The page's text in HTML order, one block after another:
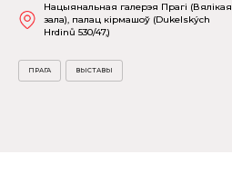
Нацыянальная галерэя Прагі (Вялікая
зала), палац кірмашоў (Dukelských
Hrdinů 530/47,)
ПРАГА ВЫСТАВЫ